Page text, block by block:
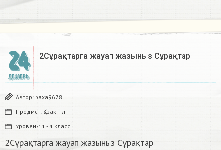
24
ДЕКАБРЬ
2Сұрақтарга жауап жазыныз Сұрақтар​
Автор: baxa9678
Предмет: Қазақ тiлi
Уровень: 1 - 4 класс
2Сұрақтарга жауап жазыныз Сұрақтар​